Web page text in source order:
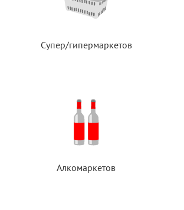
Супер/гипермаркетов
Алкомаркетов